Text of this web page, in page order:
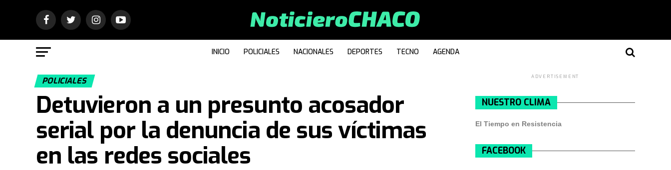
INICIO POLICIALES NACIONALES DEPORTES TECNO AGENDA
POLICIALES
Detuvieron a un presunto acosador
serial por la denuncia de sus víctimas
en las redes sociales
ADVERTISEMENT
NUESTRO CLIMA
El Tiempo en Resistencia
FACEBOOK